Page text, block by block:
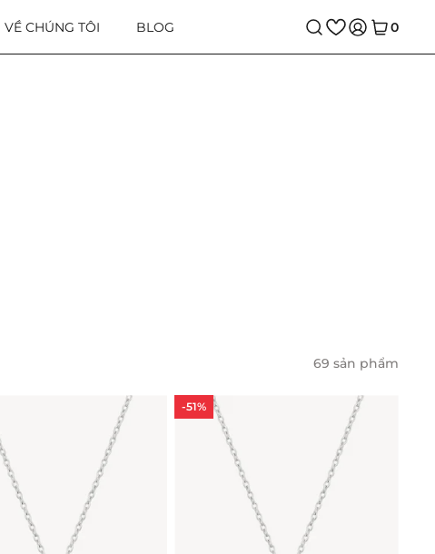
VỀ CHÚNG TÔI BLOG 0
69 sản phẩm
-51%